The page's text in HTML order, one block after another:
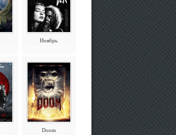
Ноябрь
Doom